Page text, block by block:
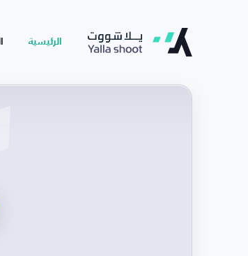
الرئيسية